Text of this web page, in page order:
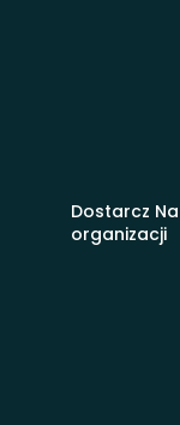
Dostarcz
organizacji